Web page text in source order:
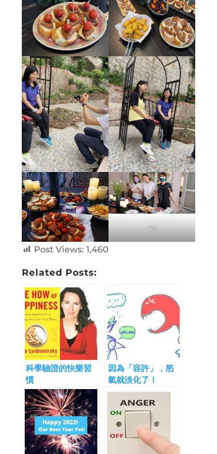
rbt
Post Views: 1,460
Related Posts:
科學驗證的快樂習
慣
因為「容許」，怒
氣就淡化了！